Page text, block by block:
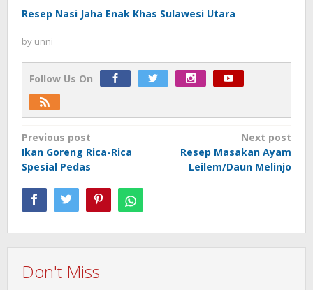
Resep Nasi Jaha Enak Khas Sulawesi Utara
by unni
Follow Us On
Post
navigation
Previous post
Ikan Goreng Rica-Rica
Spesial Pedas
Next post
Resep Masakan Ayam
Leilem/Daun Melinjo
Don't Miss